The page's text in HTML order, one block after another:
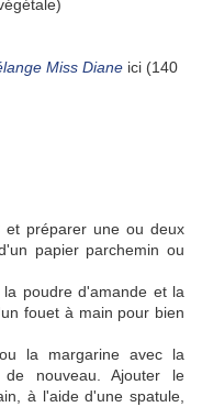
Miss Diane ici (140
et préparer une ou deux
papier parchemin ou
poudre d'amande et la
fouet à main pour bien
la margarine avec la
nouveau. Ajouter le
à l'aide d'une spatule,